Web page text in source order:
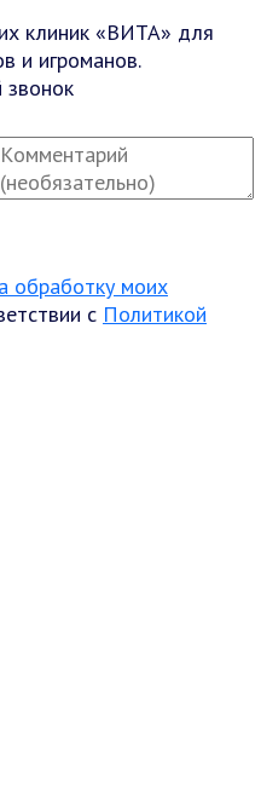
клиник «ВИТА» для
и игроманов.
звонок
обработку моих
с Политикой